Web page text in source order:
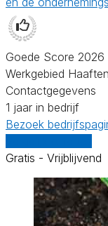
Goede Score 2026
Werkgebied Haaften
Contactgegevens
1 jaar in bedrijf
Bezoek
Gratis - Vrijblijvend